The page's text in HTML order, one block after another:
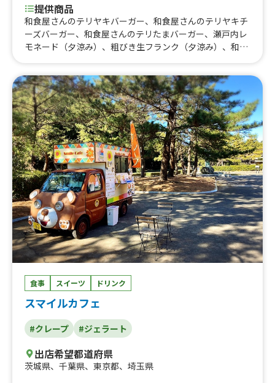
提供商品
和食屋さんのテリヤキバーガー、和食屋さんのテリヤキチ
ーズバーガー、和食屋さんのテリたまバーガー、瀬戸内レ
モネード（夕涼み）、粗びき生フランク（夕涼み）、和食
み）、瀬戸内レモンかき氷（夕涼み）、かき氷（夕涼
み」）、サツマイモスティックハニーバター、焼き芋ブリ
ュレ、カレーまぜうどん、オーガニックコーヒー、果肉入
りフワ雪かき氷、チュロス、粗びき生フランク、豚汁、ビ
ール、レモンサワー、ハイボール、オニオンリング、ポテ
トフライ、瀬戸内レモネード、チキンナゲット、おむすび
サンド、とろ〜り卵のオムライス
食事 スイーツ ドリンク
スマイルカフェ
#クレープ #ジェラート
出店希望都道府県
茨城県、 千葉県、 東京都、 埼玉県